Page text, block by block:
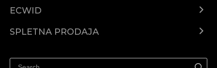
ECWID
SPLETNA PRODAJA
Prodaja na Instagramu